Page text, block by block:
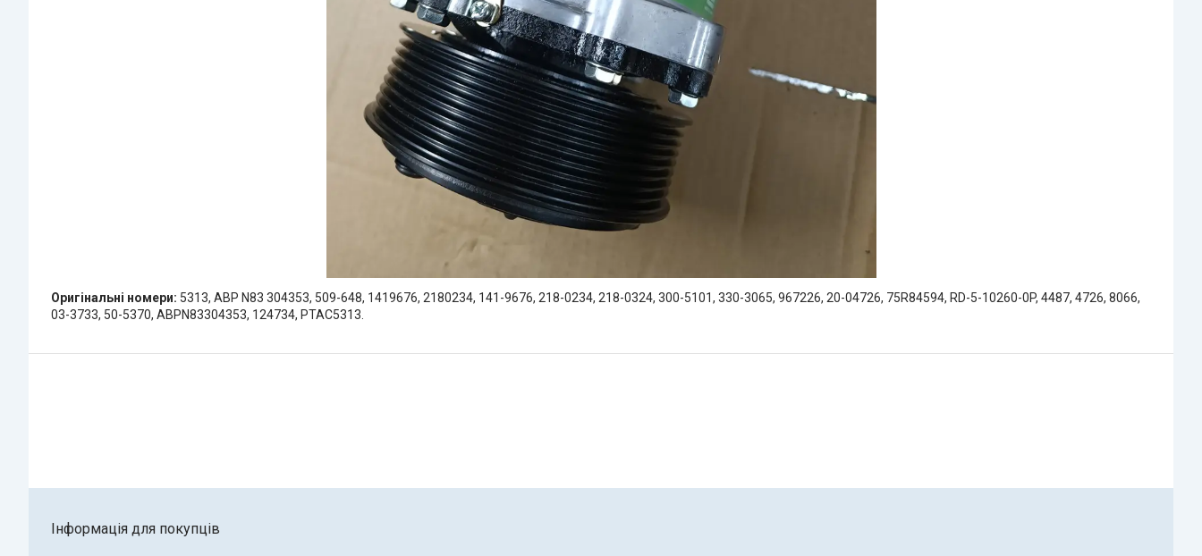
Оригінальні номери: 5313, ABP N83 304353, 509-648, 1419676, 2180234, 141-9676, 218-0234, 218-0324, 300-5101, 330-3065, 967226, 20-04726, 75R84594, RD-5-10260-0P, 4487, 4726, 8066,
03-3733, 50-5370, ABPN83304353, 124734, PTAC5313.
Інформація для покупців